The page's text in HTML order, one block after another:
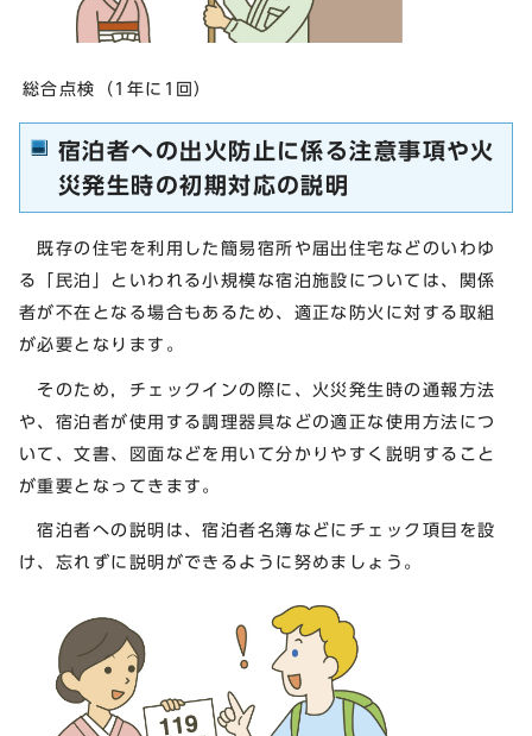
総合点検（1年に1回）
宿泊者への出火防止に係る注意事項や火
災発生時の初期対応の説明
既存の住宅を利用した簡易宿所や届出住宅などのいわゆ
る「民泊」といわれる小規模な宿泊施設については、関係
者が不在となる場合もあるため、適正な防火に対する取組
が必要となります。
そのため，チェックインの際に、火災発生時の通報方法
や、宿泊者が使用する調理器具などの適正な使用方法につ
いて、文書、図面などを用いて分かりやすく説明すること
が重要となってきます。
宿泊者への説明は、宿泊者名簿などにチェック項目を設
け、忘れずに説明ができるように努めましょう。